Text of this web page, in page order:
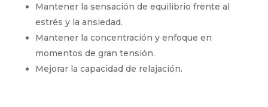
Mantener la sensación de equilibrio frente al
estrés y la ansiedad.
Mantener la concentración y enfoque en
momentos de gran tensión.
Mejorar la capacidad de relajación.